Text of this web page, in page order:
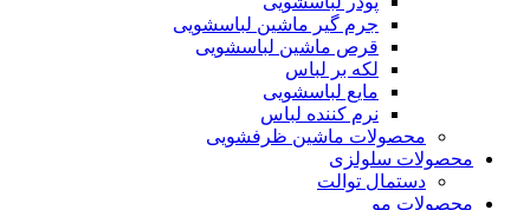
جرم گیر ماشین لباسشویی
قرص ماشین لباسشویی
لکه بر لباس
مایع لباسشویی
نرم کننده لباس
محصولات ماشین ظرفشویی
محصولات سلولزی
دستمال توالت
محصولات مو